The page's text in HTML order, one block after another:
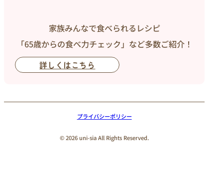
家族みんなで食べられるレシピ
「65歳からの食べ力チェック」など多数ご紹介！
詳しくはこちら
プライバシーポリシー
© 2026 uni-sia All Rights Reserved.